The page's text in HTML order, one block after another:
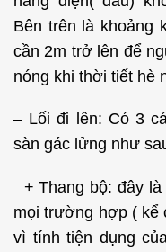
Bên trên là khoảng
cần 2m trở lên để
nóng khi thời tiết hè
– Lối đi lên: Có 3
sàn gác lửng như
+ Thang bộ: đây
mọi trường hợp ( kể
vì tính tiện dụng